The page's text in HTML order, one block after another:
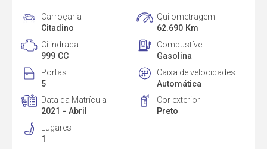
Carroçaria
Citadino
Quilometragem
62.690 Km
Cilindrada
999 CC
Combustível
Gasolina
Portas
5
Caixa de velocidades
Automática
Data da Matrícula
2021 - Abril
Cor exterior
Preto
Lugares
1